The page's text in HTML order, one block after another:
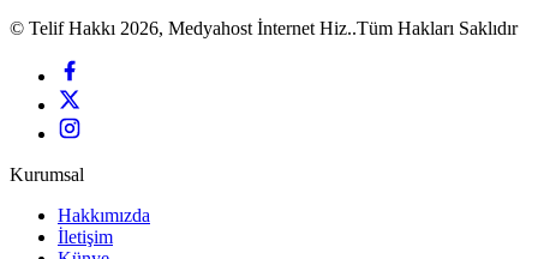
© Telif Hakkı 2026, Medyahost İnternet Hiz..Tüm Hakları Saklıdır
Kurumsal
Hakkımızda
İletişim